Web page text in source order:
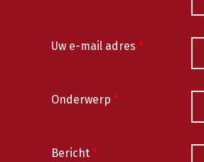
Uw e-mail adres *
Onderwerp *
Bericht *